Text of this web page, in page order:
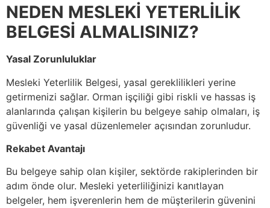
NEDEN MESLEKİ YETERLİLİK
BELGESİ ALMALISINIZ?
Yasal Zorunluluklar
Mesleki Yeterlilik Belgesi, yasal gereklilikleri yerine
getirmenizi sağlar. Orman işçiliği gibi riskli ve hassas iş
alanlarında çalışan kişilerin bu belgeye sahip olmaları, iş
güvenliği ve yasal düzenlemeler açısından zorunludur.
Rekabet Avantajı
Bu belgeye sahip olan kişiler, sektörde rakiplerinden bir
adım önde olur. Mesleki yeterliliğinizi kanıtlayan
belgeler, hem işverenlerin hem de müşterilerin güvenini